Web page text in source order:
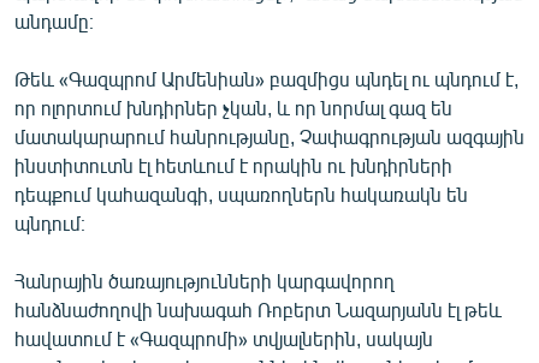
անդամը։
Թեև «Գազպրոմ Արմենիան» բազմիցս պնդել ու պնդում է,
որ ոլորտում խնդիրներ չկան, և որ նորմալ գազ են
մատակարարում հանրությանը, Չափագրության ազգային
ինստիտուտն էլ հետևում է որակին ու խնդիրների
դեպքում կահազանգի, սպառողներն հակառակն են
պնդում։
Հանրային ծառայությունների կարգավորող
հանձնաժողովի նախագահ Ռոբերտ Նազարյանն էլ թեև
հավատում է «Գազպրոմի» տվյալներին, սակայն